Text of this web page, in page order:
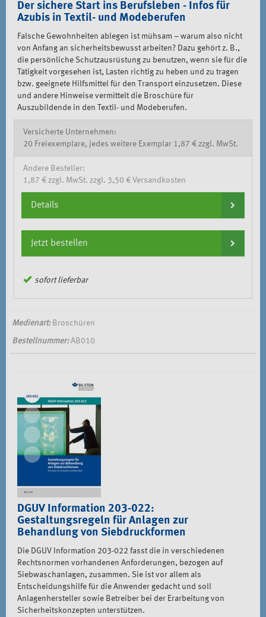
Der sichere Start ins Berufsleben - Infos für
Azubis in Textil- und Modeberufen
Falsche Gewohnheiten ablegen ist mühsam – warum also nicht
von Anfang an sicherheitsbewusst arbeiten? Dazu gehört z. B.,
die persönliche Schutzausrüstung zu benutzen, wenn sie für die
Tätigkeit vorgesehen ist, Lasten richtig zu heben und zu tragen
bzw. geeignete Hilfsmittel für den Transport einzusetzen. Diese
und andere Hinweise vermittelt die Broschüre für
Auszubildende in den Textil- und Modeberufen.
Versicherte Unternehmen:
20 Freiexemplare, jedes weitere Exemplar 1,87 € zzgl. MwSt.
Andere Besteller:
1,87 € zzgl. MwSt. zzgl. 3,50 € Versandkosten
Details
Jetzt bestellen
sofort lieferbar
Medienart:Broschüren
Bestellnummer:AB010
DGUV Information 203-022:
Gestaltungsregeln für Anlagen zur
Behandlung von Siebdruckformen
Die DGUV Information 203-022 fasst die in verschiedenen
Rechtsnormen vorhandenen Anforderungen, bezogen auf
Siebwaschanlagen, zusammen. Sie ist vor allem als
Entscheidungshilfe für die Anwender gedacht und soll
Anlagenhersteller sowie Betreiber bei der Erarbeitung von
Sicherheitskonzepten unterstützen.